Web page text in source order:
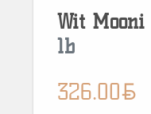
Wit Mooni
1b
326.00BYN